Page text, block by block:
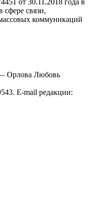
от 30.11.2018 года в
сфере связи,
коммуникаций
— Орлова Любовь
E-mail редакции: